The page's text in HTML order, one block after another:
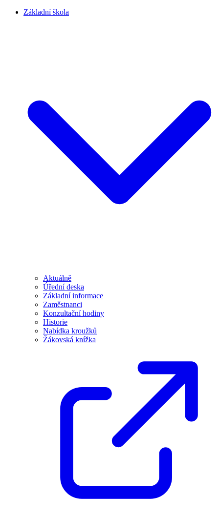
Základní škola
Aktuálně
Úřední deska
Základní informace
Zaměstnanci
Konzultační hodiny
Historie
Nabídka kroužků
Žákovská knížka